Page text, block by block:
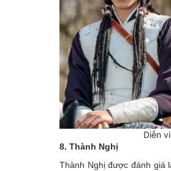
Diễn
8. Thành Nghị
Thành Nghị được đánh giá